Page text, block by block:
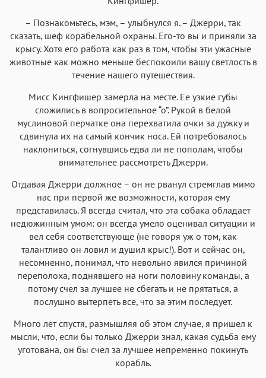
– Познакомьтесь, мэм, – улыбнулся я. – Джерри, так
сказать, шеф корабельной охраны. Его-то вы и приняли за
крысу. Хотя его работа как раз в том, чтобы эти ужасные
животные как можно меньше беспокоили вашу светлость в
течение нашего путешествия.
Мисс Кингфишер замерла на месте. Ее узкие губы
сложились в вопросительное “о”. Рукой в белой
муслиновой перчатке она перехватила очки за дужку и
сдвинула их на самый кончик носа. Ей потребовалось
наклониться, согнувшись едва ли не пополам, чтобы
внимательнее рассмотреть Джерри.
Отдавая Джерри должное – он не рванул стремглав мимо
нас при первой же возможности, которая ему
представилась. Я всегда считал, что эта собака обладает
недюжинным умом: он всегда умело оценивал ситуации и
вел себя соответствующе (не говоря уж о том, как
талантливо он ловил и душил крыс!). Вот и сейчас он,
несомненно, понимал, что невольно явился причиной
переполоха, поднявшего на ноги половину команды, а
потому счел за лучшее не сбегать и не прятаться, а
послушно вытерпеть все, что за этим последует.
Много лет спустя, размышляя об этом случае, я пришел к
мысли, что, если бы только Джерри знал, какая судьба ему
уготована, он бы счел за лучшее непременно покинуть
корабль.